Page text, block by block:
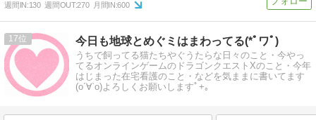
週間IN:130 週間OUT:270 月間IN:600
17 今日も地球とめぐミはまわってる(*ﾟワﾟ)
うちで飼ってる猫たちやぐうたらな日々のこと・今やっ
てるオンラインゲームのドラゴンクエストXのこと・今年
はじまった在宅看護のこと・などを気ままに書いてます
(o´∀`o)よろしくお願いしますﾟ+｡